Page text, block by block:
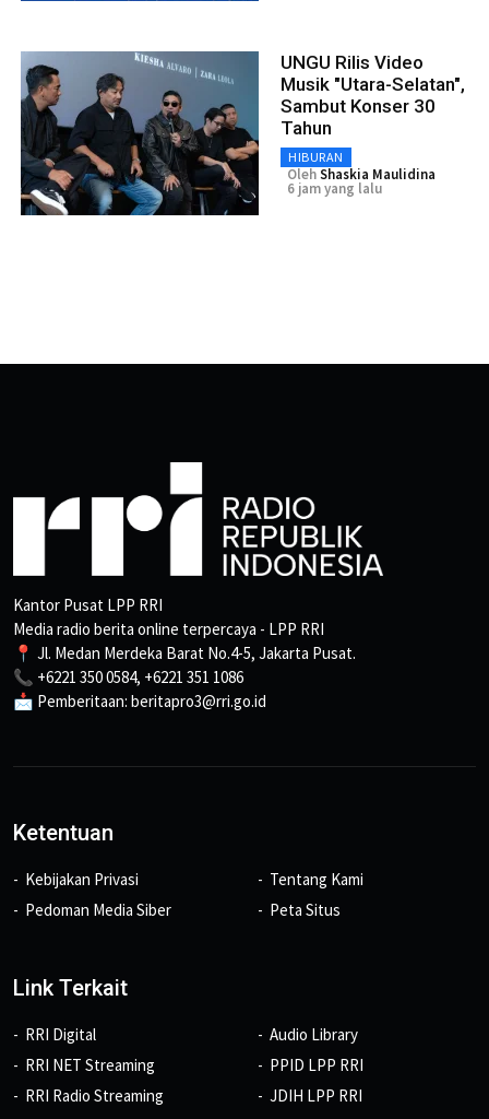
UNGU Rilis Video
Musik "Utara-Selatan",
Sambut Konser 30
Tahun
HIBURAN
OlehShaskia Maulidina
6 jam yang lalu
Kantor Pusat LPP RRI
Media radio berita online terpercaya - LPP RRI
📍 Jl. Medan Merdeka Barat No.4-5, Jakarta Pusat.
📞 +6221 350 0584, +6221 351 1086
📩 Pemberitaan: beritapro3@rri.go.id
Ketentuan
Kebijakan Privasi
Pedoman Media Siber
Tentang Kami
Peta Situs
Link Terkait
RRI Digital
RRI NET Streaming
RRI Radio Streaming
Audio Library
PPID LPP RRI
JDIH LPP RRI